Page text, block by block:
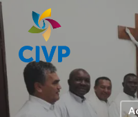
Skip
to
main
content